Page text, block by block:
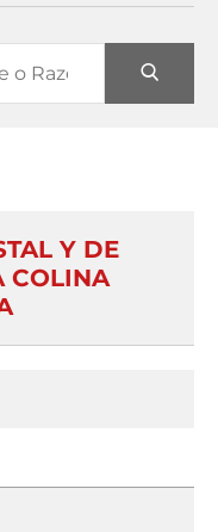
Y DE
COLINA